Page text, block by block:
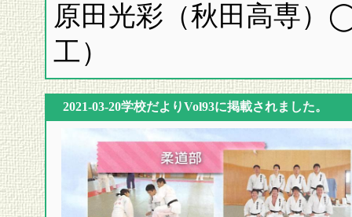
原田光彩（秋田高専
工）
2021-03-20学校だよりVol93に掲載されました。